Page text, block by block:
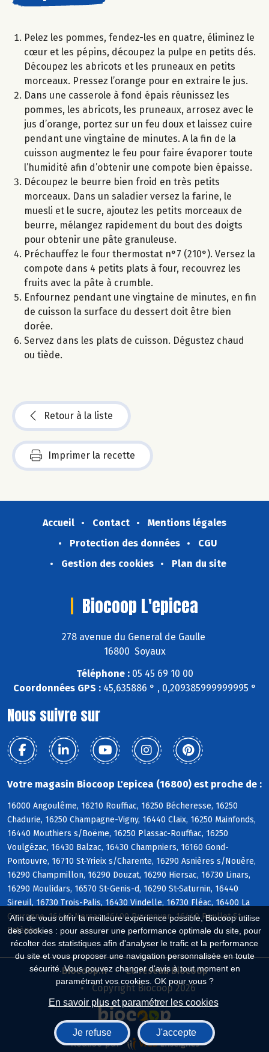
Afin de vous offrir la meilleure expérience possible, Biocoop utilise
des cookies : pour assurer une performance optimale du site, pour
récolter des statistiques afin d'analyser le trafic et la performance
du site et vous proposer une navigation personnalisée en toute
sécurité. Vous pouvez changer d'avis à tout moment en
paramétrant vos cookies. OK pour vous ?
En savoir plus et paramétrer les cookies
Je refuse J'accepte
Pelez les pommes, fendez-les en quatre, éliminez le
cœur et les pépins, découpez la pulpe en petits dés.
Découpez les abricots et les pruneaux en petits
morceaux. Pressez l’orange pour en extraire le jus.
Dans une casserole à fond épais réunissez les
pommes, les abricots, les pruneaux, arrosez avec le
jus d’orange, portez sur un feu doux et laissez cuire
pendant une vingtaine de minutes. A la fin de la
cuisson augmentez le feu pour faire évaporer toute
l’humidité afin d’obtenir une compote bien épaisse.
Découpez le beurre bien froid en très petits
morceaux. Dans un saladier versez la farine, le
muesli et le sucre, ajoutez les petits morceaux de
beurre, mélangez rapidement du bout des doigts
pour obtenir une pâte granuleuse.
Préchauffez le four thermostat n°7 (210°). Versez la
compote dans 4 petits plats à four, recouvrez les
fruits avec la pâte à crumble.
Enfournez pendant une vingtaine de minutes, en fin
de cuisson la surface du dessert doit être bien
dorée.
Servez dans les plats de cuisson. Dégustez chaud
ou tiède.
Retour à la liste
Imprimer la recette
Accueil Contact
Mentions légales
Protection des données
CGU
Gestion des cookies
Plan du site
Biocoop L'epicea
278 avenue du General de Gaulle
16800 Soyaux
Téléphone :05 45 69 10 00
Coordonnées GPS :45,635886 ° , 0,209385999999995 °
Nous suivre sur
Votre magasin Biocoop L'epicea (16800) est proche de :
16000 Angoulême, 16210 Rouffiac, 16250 Bécheresse, 16250
Chadurie, 16250 Champagne-Vigny, 16440 Claix, 16250 Mainfonds,
16440 Mouthiers s/Boëme, 16250 Plassac-Rouffiac, 16250
Voulgézac, 16430 Balzac, 16430 Champniers, 16160 Gond-
Pontouvre, 16710 St-Yrieix s/Charente, 16290 Asnières s/Nouère,
16290 Champmillon, 16290 Douzat, 16290 Hiersac, 16730 Linars,
16290 Moulidars, 16570 St-Genis-d, 16290 St-Saturnin, 16440
Sireuil, 16730 Trois-Palis, 16430 Vindelle, 16730 Fléac, 16400 La
Couronne, 16440 Nersac, 16400 Puymoyen, 16440 Roullet-St-
Estèphe
Biocoop.fr
Le réseau Biocoop
Copyright Biocoop 2026
Réalisé par